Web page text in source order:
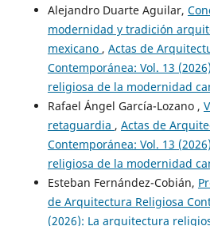
Alejandro Duarte Aguilar,
modernidad y tradición
mexicano , Actas de
Contemporánea: Vol. 13
religiosa de la modernidad
Rafael Ángel García-Lozano ,
retaguardia , Actas de
Contemporánea: Vol. 13
religiosa de la modernidad
Esteban Fernández-Cobián,
de Arquitectura Religiosa
(2026): La arquitectura